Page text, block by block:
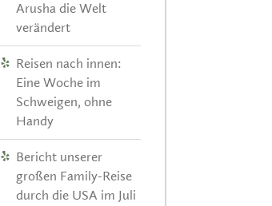
Arusha die Welt
verändert
Reisen nach innen:
Eine Woche im
Schweigen, ohne
Handy
Bericht unserer
großen Family-Reise
durch die USA im Juli